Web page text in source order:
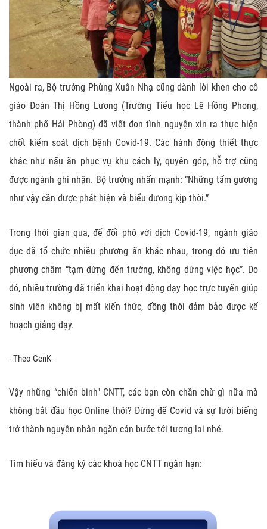
Ngoài ra, Bộ trưởng Phùng Xuân Nhạ cũng dành lời khen cho cô
giáo Đoàn Thị Hồng Lương (Trường Tiểu học Lê Hồng Phong,
thành phố Hải Phòng) đã viết đơn tình nguyện xin ra thực hiện
chốt kiểm soát dịch bệnh Covid-19. Các hành động thiết thực
khác như nấu ăn phục vụ khu cách ly, quyên góp, hỗ trợ cũng
được ngành ghi nhận. Bộ trưởng nhấn mạnh: “Những tấm gương
như vậy cần được phát hiện và biểu dương kịp thời.”
Trong thời gian qua, để đối phó với dịch Covid-19, ngành giáo
dục đã tổ chức nhiều phương ấn khác nhau, trong đó ưu tiên
phương châm “tạm dừng đến trường, không dừng việc học”. Do
đó, nhiều trường đã triển khai hoạt động dạy học trực tuyến giúp
sinh viên không bị mất kiến thức, đồng thời đảm bảo được kế
hoạch giảng dạy.
- Theo GenK-
Vậy những “chiến binh" CNTT, các bạn còn chần chừ gì nữa mà
không bắt đầu học Online thôi? Đừng để Covid và sự lười biếng
trở thành nguyên nhân ngăn cản bước tới tương lai nhé.
Tìm hiểu và đăng ký các khoá học CNTT ngắn hạn: